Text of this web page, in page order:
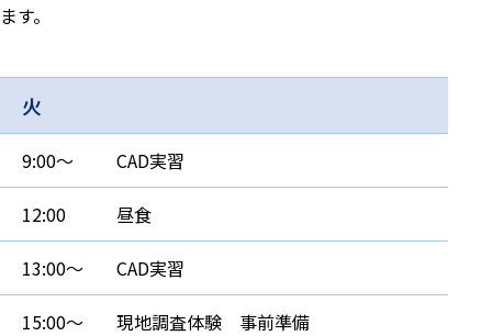
ます。
火
9:00～ CAD実習
12:00 昼食
13:00～ CAD実習
15:00～ 現地調査体験 事前準備